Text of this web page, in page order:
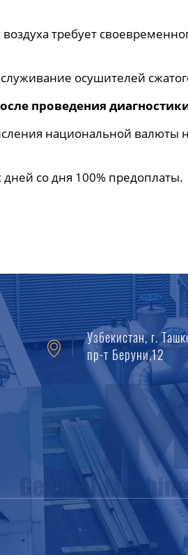
требует
осушителей
проведения
национальной
со дня 100% предоплаты.
Узбекистан, г.
пр-т Беруни,12